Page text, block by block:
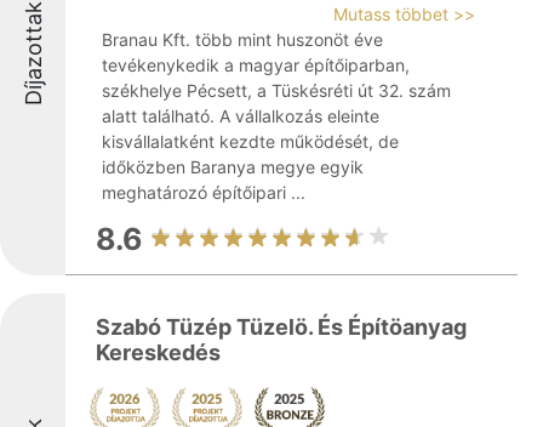
Díjazottak
Mutass többet >>
Branau Kft. több mint huszonöt éve
tevékenykedik a magyar építőiparban,
székhelye Pécsett, a Tüskésréti út 32. szám
alatt található. A vállalkozás eleinte
kisvállalatként kezdte működését, de
időközben Baranya megye egyik
meghatározó építőipari ...
8.6
Szabó Tüzép Tüzelö. És Építöanyag
Kereskedés